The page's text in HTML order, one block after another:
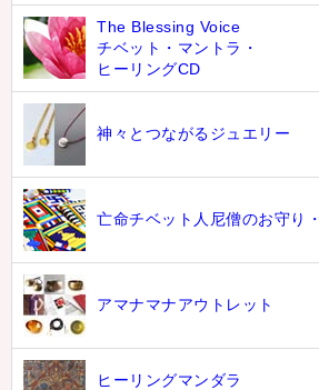
The Blessing Voice
チベット・マントラ・
ヒーリングCD
神々とつながるジュエリー
亡命チベット人尼僧のお守り
アマナマナアウトレット
ヒーリングマンダラ